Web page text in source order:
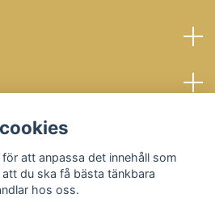
att anpassa det innehåll som
du ska få bästa tänkbara
hos oss.